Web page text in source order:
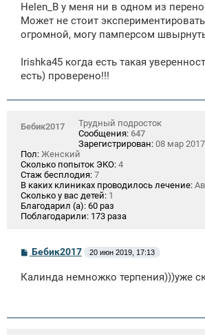
б
щ
н
е
Helen_B у меня ни в одном из
Может не стоит
огромной, могу памперсом
Irishka45 когда есть такая
есть) проверено!!!
Бебик2017
Трудный подросток
Сообщения: 647
Зарегистрирован: 08 мар
Пол: Женский
Сколько попыток ЭКО: 4
Стаж бесплодия: 7
В каких клиниках проводилось лечение:
Сколько у вас детей: 1
Благодарил (а): 60 раз
Поблагодарили: 173 раза
С
б
и
Бебик2017 20 июн 2019, 17:13
Калинда немножко терпения)))уже